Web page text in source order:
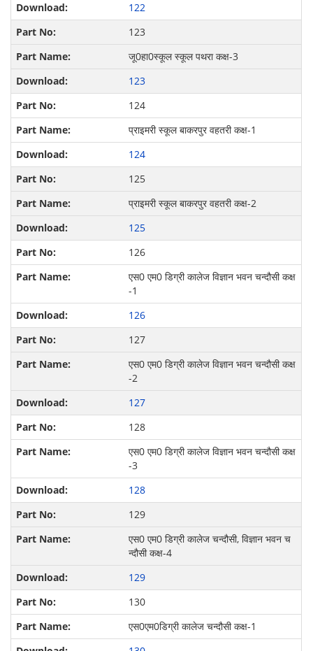
122
123
जू0हा0स्कूल स्कूल पथरा कक्ष-3
123
124
प्राइमरी स्कूल बाकरपुर वहतरी कक्ष-1
124
125
प्राइमरी स्कूल बाकरपुर वहतरी कक्ष-2
125
126
एस0 एम0 डिग्री कालेज विज्ञान भवन चन्दौसी कक्ष
-1
126
127
एस0 एम0 डिग्री कालेज विज्ञान भवन चन्दौसी कक्ष
-2
127
128
एस0 एम0 डिग्री कालेज विज्ञान भवन चन्दौसी कक्ष
-3
128
129
एस0 एम0 डिग्री कालेज चन्दौसी, विज्ञान भवन च
न्दौसी कक्ष-4
129
130
एस0एम0डिग्री कालेज चन्दौसी कक्ष-1